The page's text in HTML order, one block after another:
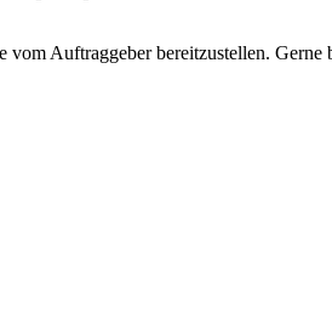
Auftraggeber bereitzustellen. Gerne